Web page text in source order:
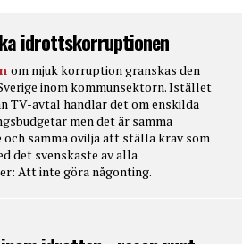
idrottskorruptionen
om mjuk korruption granskas den
inom kommunsektorn. Istället
TV-avtal handlar det om enskilda
men det är samma
samma ovilja att ställa krav som
det svenskaste av alla
Att inte göra någonting.